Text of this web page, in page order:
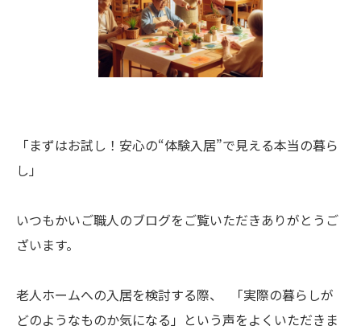
「まずはお試し！安心の“体験入居”で見える本当の暮ら
し」
いつもかいご職人のブログをご覧いただきありがとうご
ざいます。
老人ホームへの入居を検討する際、 「実際の暮らしが
どのようなものか気になる」という声をよくいただきま